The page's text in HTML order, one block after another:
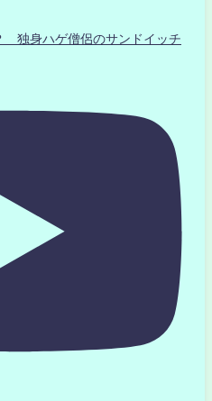
独身ハゲ僧侶のサンドイッチ